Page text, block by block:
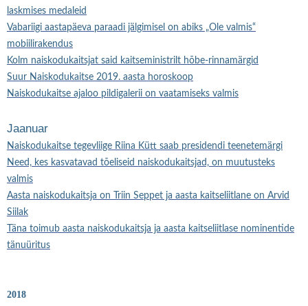
laskmises medaleid
Vabariigi aastapäeva paraadi jälgimisel on abiks „Ole valmis“
mobiilirakendus
Kolm naiskodukaitsjat said kaitseministrilt hõbe-rinnamärgid
Suur Naiskodukaitse 2019. aasta horoskoop
Naiskodukaitse ajaloo pildigalerii on vaatamiseks valmis
Jaanuar
Naiskodukaitse tegevliige Riina Kütt saab presidendi teenetemärgi
Need, kes kasvatavad tõeliseid naiskodukaitsjad, on muutusteks
valmis
Aasta naiskodukaitsja on Triin Seppet ja aasta kaitseliitlane on Arvid
Siilak
Täna toimub aasta naiskodukaitsja ja aasta kaitseliitlase nominentide
tänuüritus
2018